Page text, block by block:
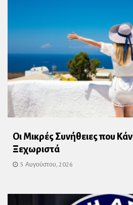
Οι Μικρές Συνήθειες που
Ξεχωριστά
5 Αυγούστου, 2026